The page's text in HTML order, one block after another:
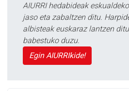
AIURRI hedabideak
jaso eta zabaltzen ditu.
albisteak euskaraz lantzen
babestuko duzu.
Egin AIURRIkide!